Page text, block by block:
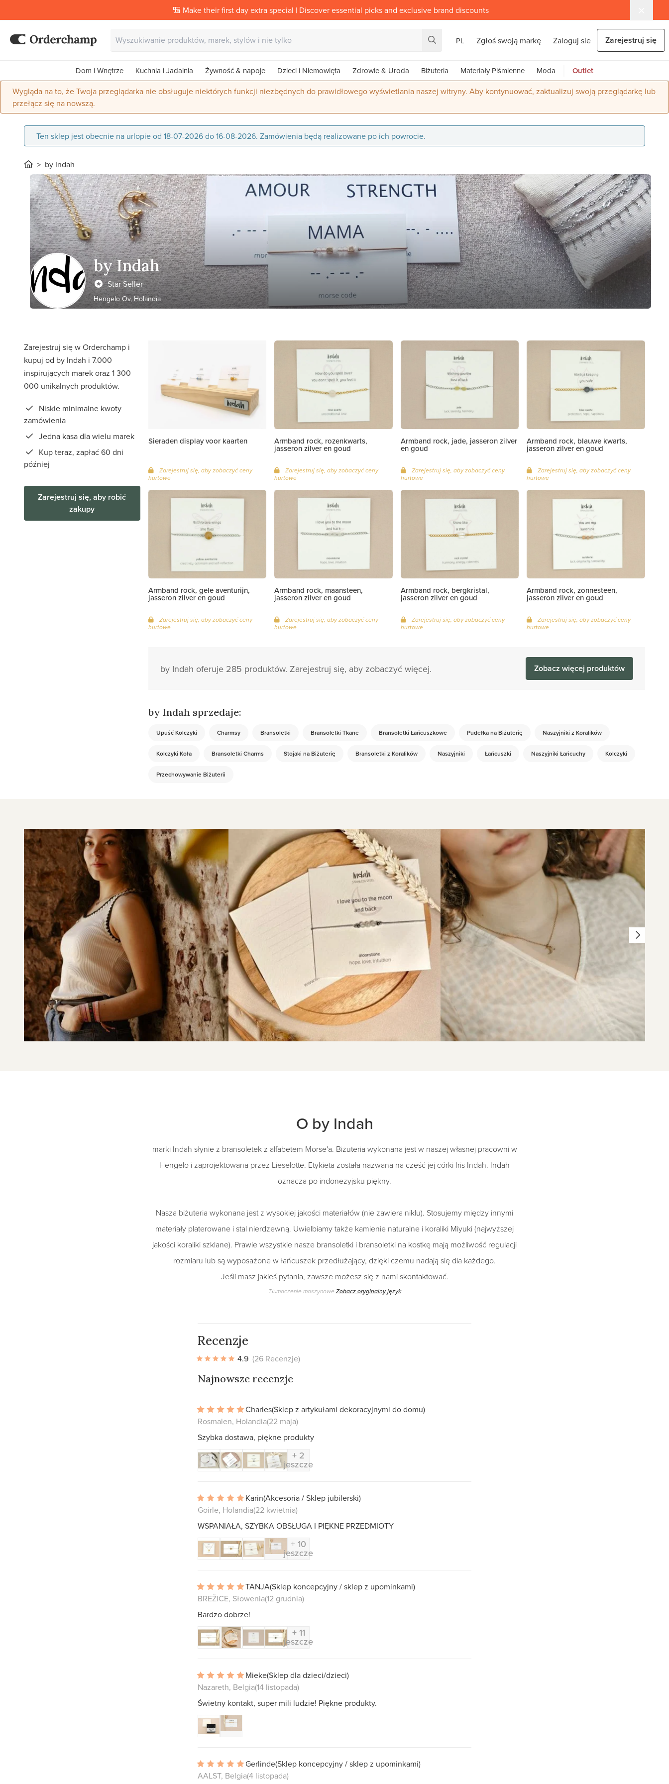
🎒 Make their first day extra special | Discover essential picks and exclusive brand discounts
PL Zgłoś swoją markę Zaloguj sie Zarejestruj się
Dom i Wnętrze Kuchnia i Jadalnia Żywność & napoje Dzieci i Niemowlęta Zdrowie & Uroda Biżuteria Materiały Piśmienne Moda Outlet
Wygląda na to, że Twoja przeglądarka nie obsługuje niektórych funkcji niezbędnych do prawidłowego wyświetlania naszej witryny. Aby kontynuować, zaktualizuj swoją przeglądarkę lub
przełącz się na nowszą.
Ten sklep jest obecnie na urlopie od 18-07-2026 do 16-08-2026. Zamówienia będą realizowane po ich powrocie.
by Indah
by Indah
Star Seller
Hengelo Ov, Holandia
Zarejestruj się w Orderchamp i
kupuj od by Indah i 7.000
inspirujących marek oraz 1 300
000 unikalnych produktów.
Niskie minimalne kwoty
zamówienia
Jedna kasa dla wielu marek
Kup teraz, zapłać 60 dni
później
Zarejestruj się, aby robić
zakupy
Sieraden display voor kaarten
Zarejestruj się, aby zobaczyć ceny
hurtowe
Armband rock, rozenkwarts,
jasseron zilver en goud
Zarejestruj się, aby zobaczyć ceny
hurtowe
Armband rock, jade, jasseron zilver
en goud
Zarejestruj się, aby zobaczyć ceny
hurtowe
Armband rock, blauwe kwarts,
jasseron zilver en goud
Zarejestruj się, aby zobaczyć ceny
hurtowe
Armband rock, gele aventurijn,
jasseron zilver en goud
Zarejestruj się, aby zobaczyć ceny
hurtowe
Armband rock, maansteen,
jasseron zilver en goud
Zarejestruj się, aby zobaczyć ceny
hurtowe
Armband rock, bergkristal,
jasseron zilver en goud
Zarejestruj się, aby zobaczyć ceny
hurtowe
Armband rock, zonnesteen,
jasseron zilver en goud
Zarejestruj się, aby zobaczyć ceny
hurtowe
by Indah oferuje 285 produktów. Zarejestruj się, aby zobaczyć więcej. Zobacz więcej produktów
by Indah sprzedaje:
Upuść Kolczyki Charmsy Bransoletki Bransoletki Tkane Bransoletki Łańcuszkowe Pudełka na Biżuterię Naszyjniki z Koralików
Kolczyki Koła Bransoletki Charms Stojaki na Biżuterię Bransoletki z Koralików Naszyjniki Łańcuszki Naszyjniki Łańcuchy Kolczyki
Przechowywanie Biżuterii
O by Indah
marki Indah słynie z bransoletek z alfabetem Morse'a. Biżuteria wykonana jest w naszej własnej pracowni w
Hengelo i zaprojektowana przez Lieselotte. Etykieta została nazwana na cześć jej córki Iris Indah. Indah
oznacza po indonezyjsku piękny.
Nasza biżuteria wykonana jest z wysokiej jakości materiałów (nie zawiera niklu). Stosujemy między innymi
materiały platerowane i stal nierdzewną. Uwielbiamy także kamienie naturalne i koraliki Miyuki (najwyższej
jakości koraliki szklane). Prawie wszystkie nasze bransoletki i bransoletki na kostkę mają możliwość regulacji
rozmiaru lub są wyposażone w łańcuszek przedłużający, dzięki czemu nadają się dla każdego.
Jeśli masz jakieś pytania, zawsze możesz się z nami skontaktować.
Tłumaczenie maszynowe Zobacz oryginalny język
Recenzje
4.9 (26 Recenzje)
Najnowsze recenzje
Charles(Sklep z artykułami dekoracyjnymi do domu)
Rosmalen, Holandia(22 maja)
Szybka dostawa, piękne produkty
+ 2
jeszcze
Karin(Akcesoria / Sklep jubilerski)
Goirle, Holandia(22 kwietnia)
WSPANIAŁA, SZYBKA OBSŁUGA I PIĘKNE PRZEDMIOTY
+ 10
jeszcze
TANJA(Sklep koncepcyjny / sklep z upominkami)
BREŽICE, Słowenia(12 grudnia)
Bardzo dobrze!
+ 11
jeszcze
Mieke(Sklep dla dzieci/dzieci)
Nazareth, Belgia(14 listopada)
Świetny kontakt, super mili ludzie! Piękne produkty.
Gerlinde(Sklep koncepcyjny / sklep z upominkami)
AALST, Belgia(4 listopada)